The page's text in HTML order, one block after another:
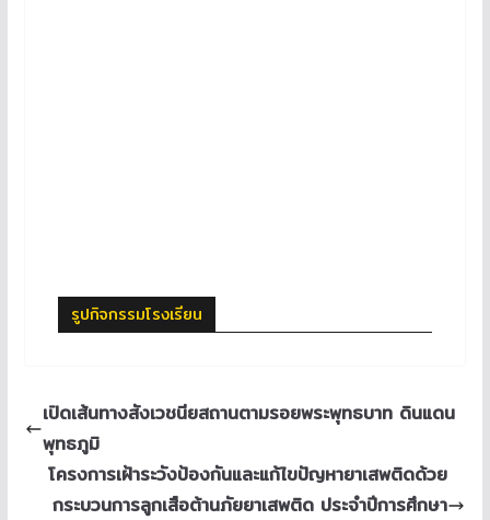
รูปกิจกรรมโรงเรียน
เปิดเส้นทางสังเวชนียสถานตามรอยพระพุทธบาท ดินแดน
พุทธภูมิ
โครงการเฝ้าระวังป้องกันและแก้ไขปัญหายาเสพติดด้วย
กระบวนการลูกเสือต้านภัยยาเสพติด ประจำปีการศึกษา